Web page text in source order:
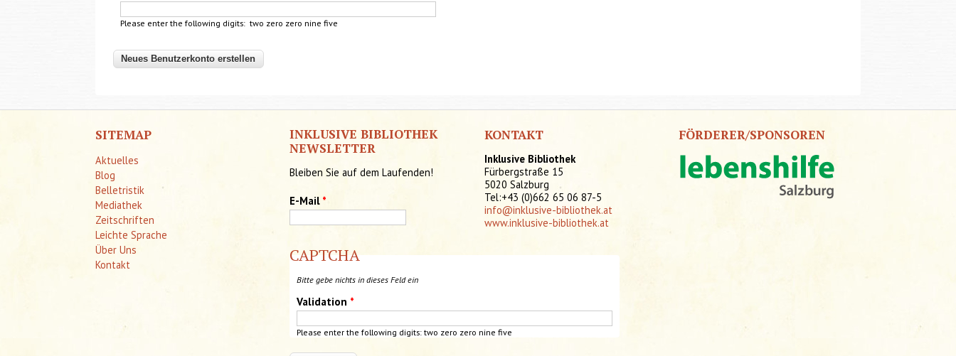
Please enter the following digits: two zero zero nine five
SITEMAP
Aktuelles
Blog
Belletristik
Mediathek
Zeitschriften
Leichte Sprache
Über Uns
Kontakt
INKLUSIVE BIBLIOTHEK
NEWSLETTER
Bleiben Sie auf dem Laufenden!
E-Mail *
CAPTCHA
Bitte gebe nichts in dieses Feld ein
Validation *
Please enter the following digits: two zero zero nine five
KONTAKT
Inklusive Bibliothek
Fürbergstraße 15
5020 Salzburg
Tel:+43 (0)662 65 06 87-5
info@inklusive-bibliothek.at
www.inklusive-bibliothek.at
FÖRDERER/SPONSOREN